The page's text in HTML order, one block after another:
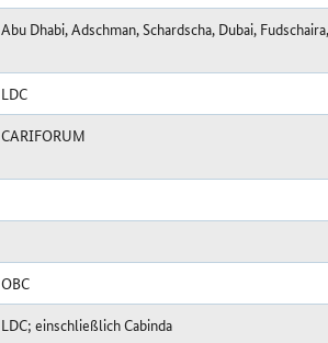
Abu Dhabi, Adschman, Schardscha, Dubai,
LDC
CARIFORUM
OBC
LDC; einschließlich Cabinda